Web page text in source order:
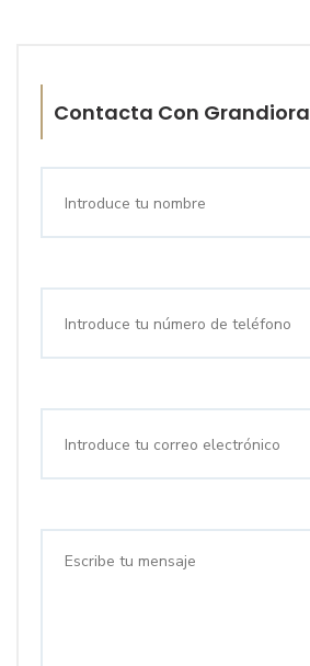
Contacta Con Grandiora